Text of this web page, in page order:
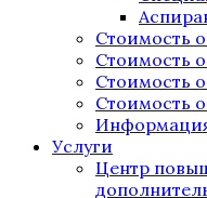
Стоимость
Стоимость
Стоимость
Стоимость
Услуги
Центр